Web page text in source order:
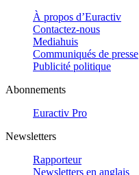
À propos d’Euractiv
Contactez-nous
Mediahuis
Communiqués de presse
Publicité politique
Abonnements
Euractiv Pro
Newsletters
Rapporteur
Newsletters en anglais